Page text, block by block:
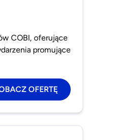
COBI, oferujące
promujące
OFERTĘ